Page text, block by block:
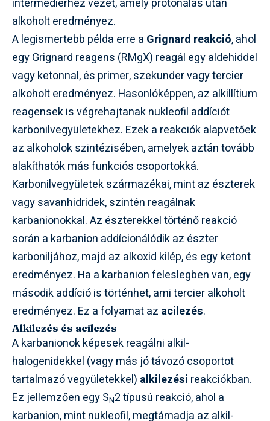
alkoholt eredményez.
A legismertebb példa erre a Grignard reakció, ahol
egy Grignard reagens (RMgX) reagál egy aldehiddel
vagy ketonnal, és primer, szekunder vagy tercier
alkoholt eredményez. Hasonlóképpen, az alkillítium
reagensek is végrehajtanak nukleofil addíciót
karbonilvegyületekhez. Ezek a reakciók alapvetőek
az alkoholok szintézisében, amelyek aztán tovább
alakíthatók más funkciós csoportokká.
Karbonilvegyületek származékai, mint az észterek
vagy savanhidridek, szintén reagálnak
karbanionokkal. Az észterekkel történő reakció
során a karbanion addícionálódik az észter
karboniljához, majd az alkoxid kilép, és egy ketont
eredményez. Ha a karbanion feleslegben van, egy
második addíció is történhet, ami tercier alkoholt
eredményez. Ez a folyamat az acilezés.
Alkilezés és acilezés
A karbanionok képesek reagálni alkil-
halogenidekkel (vagy más jó távozó csoportot
tartalmazó vegyületekkel) alkilezési reakciókban.
Ez jellemzően egy SN2 típusú reakció, ahol a
karbanion, mint nukleofil, megtámadja az alkil-